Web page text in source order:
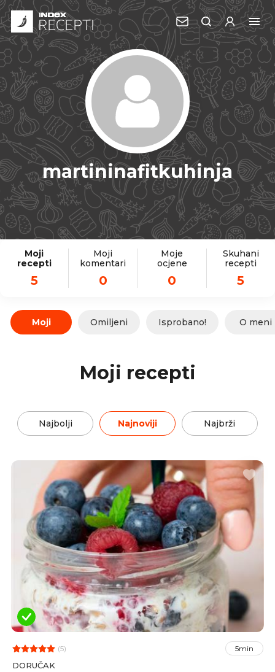
martininafitkuhinja
Moji
recepti
5
Moji
komentari
0
Moje
ocjene
0
Skuhani
recepti
5
Moji Omiljeni Isprobano! O meni
Moji recepti
Najbolji Najnoviji Najbrži
(5) 5min
DORUČAK